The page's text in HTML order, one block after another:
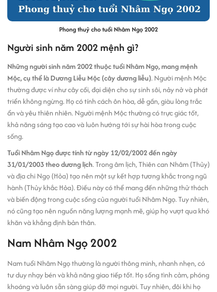
Phong thuỷ cho tuổi Nhâm Ngọ 2002
Người sinh năm 2002 mệnh gì?
Những người sinh năm 2002 thuộc tuổi Nhâm Ngọ, mang mệnh
Mộc, cụ thể là Dương Liễu Mộc (cây dương liễu). Người mệnh Mộc
thường được ví như cây cối, đại diện cho sự sinh sôi, nảy nở và phát
triển không ngừng. Họ có tính cách ôn hòa, dễ gần, giàu lòng trắc
ẩn và yêu thiên nhiên. Người mệnh Mộc thường có trực giác tốt,
khả năng sáng tạo cao và luôn hướng tới sự hài hòa trong cuộc
sống.
Tuổi Nhâm Ngọ được tính từ ngày 12/02/2002 đến ngày
31/01/2003 theo dương lịch. Trong âm lịch, Thiên can Nhâm (Thủy)
và địa chi Ngọ (Hỏa) tạo nên một sự kết hợp tương khắc trong ngũ
hành (Thủy khắc Hỏa). Điều này có thể mang đến những thử thách
và biến động trong cuộc sống của người tuổi Nhâm Ngọ. Tuy nhiên,
nó cũng tạo nên nguồn năng lượng mạnh mẽ, giúp họ vượt qua khó
khăn và khẳng định bản thân.
Nam Nhâm Ngọ 2002
Nam tuổi Nhâm Ngọ thường là người thông minh, nhanh nhẹn, có
tư duy nhạy bén và khả năng giao tiếp tốt. Họ sống tình cảm, phóng
khoáng và luôn sẵn sàng giúp đỡ mọi người. Tuy nhiên, đôi khi họ